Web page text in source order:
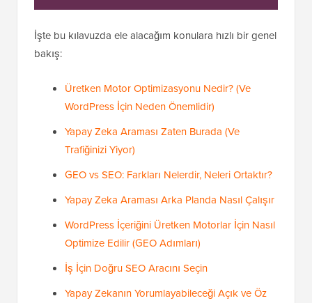
İşte bu kılavuzda ele alacağım konulara hızlı bir genel
bakış:
Üretken Motor Optimizasyonu Nedir? (Ve
WordPress İçin Neden Önemlidir)
Yapay Zeka Araması Zaten Burada (Ve
Trafiğinizi Yiyor)
GEO vs SEO: Farkları Nelerdir, Neleri Ortaktır?
Yapay Zeka Araması Arka Planda Nasıl Çalışır
WordPress İçeriğini Üretken Motorlar İçin Nasıl
Optimize Edilir (GEO Adımları)
İş İçin Doğru SEO Aracını Seçin
Yapay Zekanın Yorumlayabileceği Açık ve Öz